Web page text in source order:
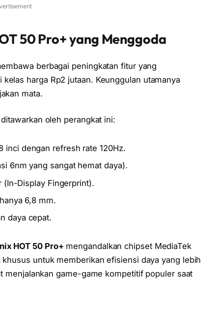
50 Pro+ yang Menggoda
berbagai peningkatan fitur yang
harga Rp2 jutaan. Keunggulan utamanya
mata.
oleh perangkat ini:
inci dengan refresh rate 120Hz.
6nm yang sangat hemat daya).
(In-Display Fingerprint).
6,8 mm.
daya cepat.
HOT 50 Pro+ mengandalkan chipset MediaTek
untuk memberikan efisiensi daya yang lebih
menjalankan game-game kompetitif populer saat